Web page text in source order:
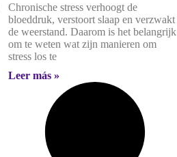
Chronische stress verhoogt de
bloeddruk, verstoort slaap en verzwakt
de weerstand. Daarom is het belangrijk
om te weten wat zijn manieren om
stress los te
Leer más »